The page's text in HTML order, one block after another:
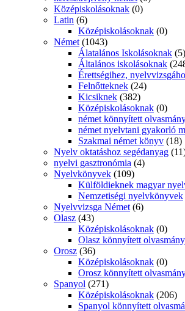
Középiskolásoknak (0)
Latin (6)
Középiskolásoknak (0)
Német (1043)
Álatalános Iskolásoknak (5)
Általános iskolásoknak
Érettségihez,
Felnőtteknek (24)
Kicsiknek (382)
Középiskolásoknak (0)
német könnyített
német nyelvtani gyakorló
Szakmai német könyv (18)
Nyelv oktatáshoz segédanyag
nyelvi gasztronómia (4)
Nyelvkönyvek (109)
Külföldieknek magyar
Nemzetiségi nyelvkönyvek
Nyelvvizsga Német (6)
Olasz (43)
Középiskolásoknak (0)
Olasz könnyített olvasmány
Orosz (36)
Középiskolásoknak (0)
Orosz könnyített
Spanyol (271)
Középiskolásoknak (206)
Spanyol könnyített